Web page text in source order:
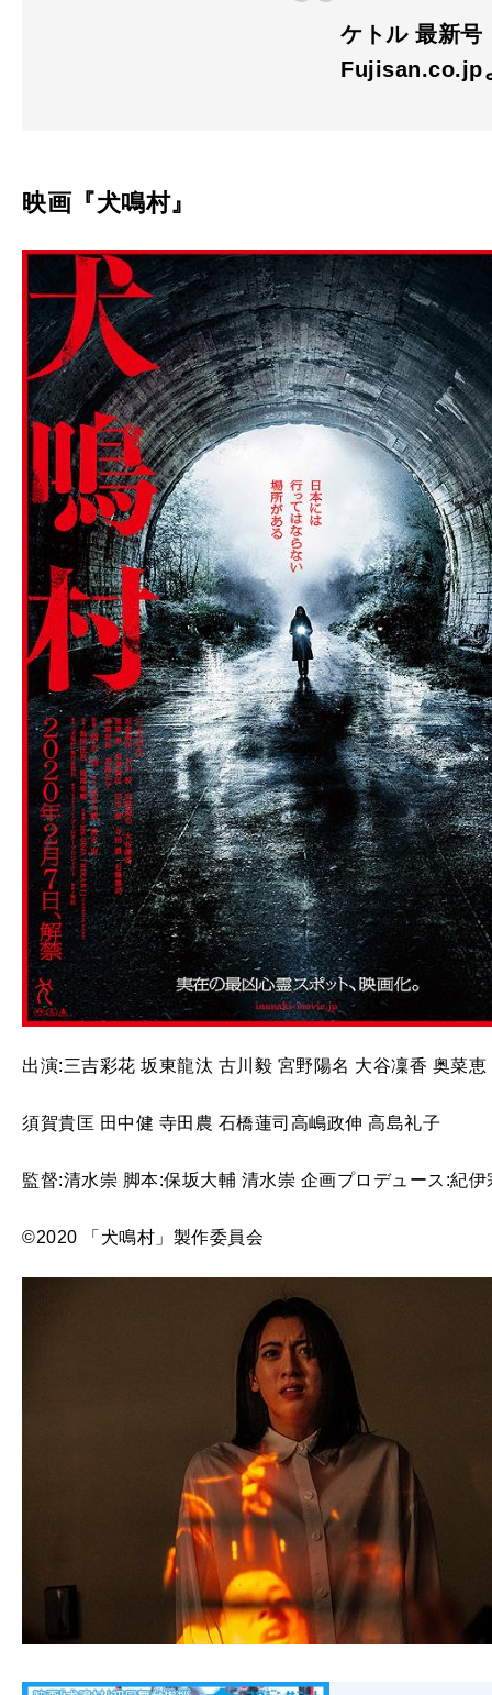
ケトル 最新号
Fujisan.co.jp
映画『犬鳴村』
出演:三吉彩花 坂東龍汰 古川毅 宮野陽名 大谷凜香 奥菜恵
須賀貴匡 田中健 寺田農 石橋蓮司高嶋政伸 高島礼子
監督:清水崇 脚本:保坂大輔 清水崇 企画プロデュース:紀伊
©2020 「犬鳴村」製作委員会